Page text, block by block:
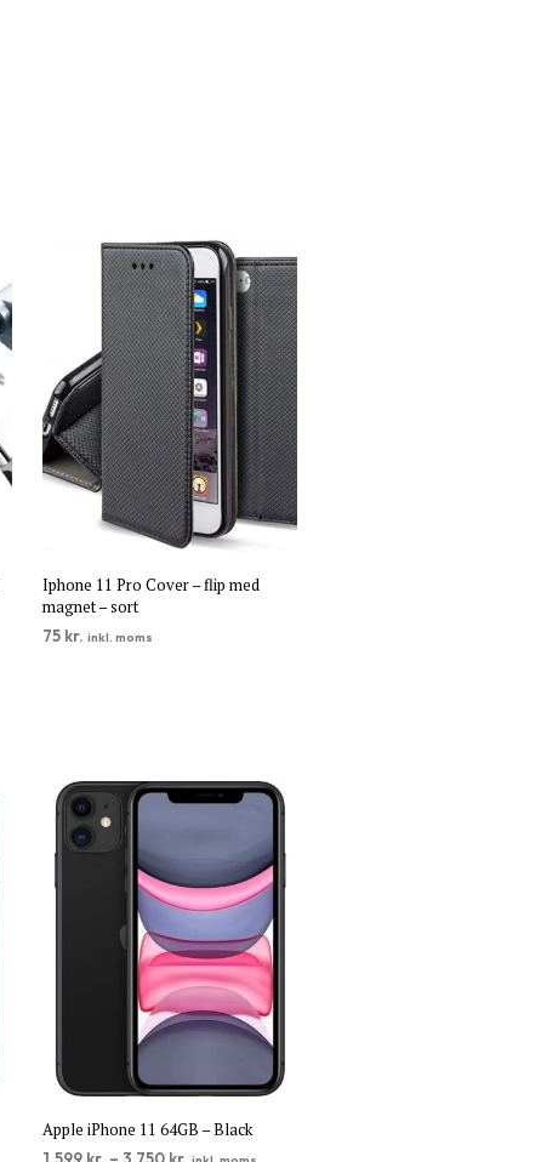
Iphone 11 Pro Cover – flip med
magnet – sort
75 kr. inkl. moms
Apple iPhone 11 64GB – Black
1.599 kr. – 3.750 kr.